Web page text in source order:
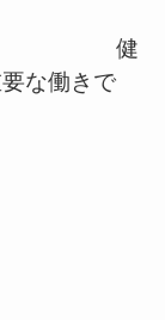
な働きで